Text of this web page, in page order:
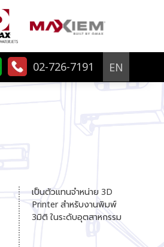
02-726-7191 EN
เป็นตัวแทนจำหน่าย 3D
Printer สำหรับงานพิมพ์
3มิติ ในระดับอุตสาหกรรม